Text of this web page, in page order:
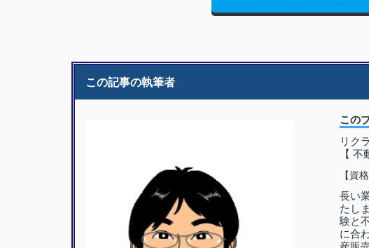
この記事の執筆者
この
リク
【
【資
長い
たし
験と
に合